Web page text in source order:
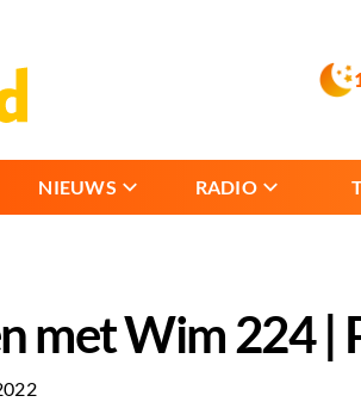
NIEUWS RADIO
met Wim 224 |